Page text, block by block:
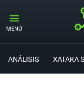
MENÚ
ANÁLISIS XATAKA